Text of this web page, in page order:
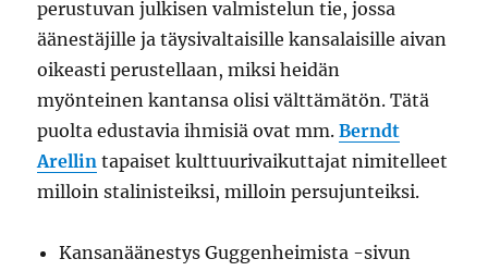
perustuvan julkisen valmistelun tie, jossa
äänestäjille ja täysivaltaisille kansalaisille aivan
oikeasti perustellaan, miksi heidän
myönteinen kantansa olisi välttämätön. Tätä
puolta edustavia ihmisiä ovat mm.Berndt
Arellin tapaiset kulttuurivaikuttajat nimitelleet
milloin stalinisteiksi, milloin persujunteiksi.
Kansanäänestys Guggenheimista -sivun